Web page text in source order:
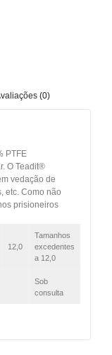
(0)
PTFE
O Teadit®
vedação de
etc. Como não
prisioneiros
12,0
Tamanhos
excedentes
a 12,0
Sob
consulta